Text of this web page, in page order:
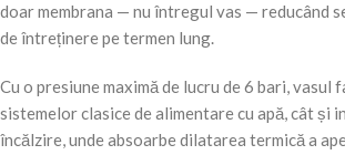
doar membrana — nu întregul vas — reducând
de întreținere pe termen lung.
Cu o presiune maximă de lucru de 6 bari, vasul
sistemelor clasice de alimentare cu apă, cât și
încălzire, unde absoarbe dilatarea termică a